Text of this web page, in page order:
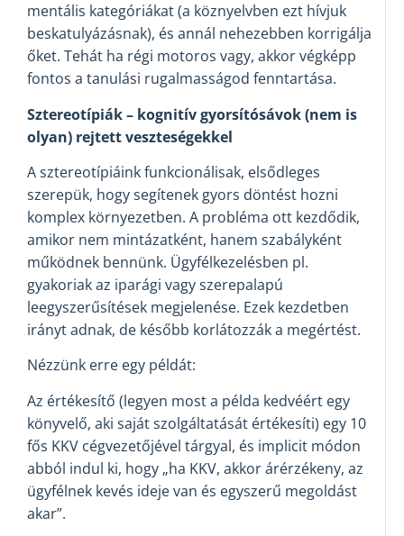
mentális kategóriákat (a köznyelvben ezt hívjuk
beskatulyázásnak), és annál nehezebben korrigálja
őket. Tehát ha régi motoros vagy, akkor végképp
fontos a tanulási rugalmasságod fenntartása.
Sztereotípiák – kognitív gyorsítósávok (nem is
olyan) rejtett veszteségekkel
A sztereotípiáink funkcionálisak, elsődleges
szerepük, hogy segítenek gyors döntést hozni
komplex környezetben. A probléma ott kezdődik,
amikor nem mintázatként, hanem szabályként
működnek bennünk. Ügyfélkezelésben pl.
gyakoriak az iparági vagy szerepalapú
leegyszerűsítések megjelenése. Ezek kezdetben
irányt adnak, de később korlátozzák a megértést.
Nézzünk erre egy példát:
Az értékesítő (legyen most a példa kedvéért egy
könyvelő, aki saját szolgáltatását értékesíti) egy 10
fős KKV cégvezetőjével tárgyal, és implicit módon
abból indul ki, hogy „ha KKV, akkor árérzékeny, az
ügyfélnek kevés ideje van és egyszerű megoldást
akar”.